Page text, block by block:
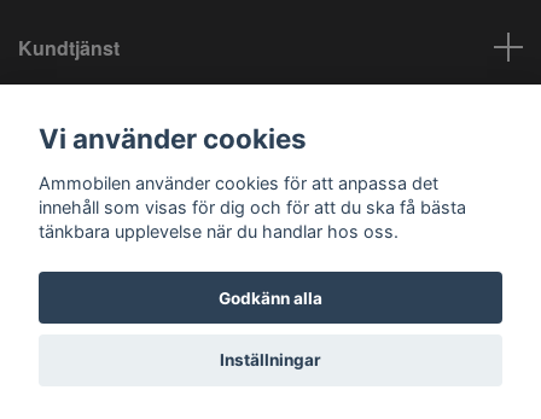
Kundtjänst
Sociala medier
© 2026 Ammobilen
Vi använder cookies
Ammobilen använder cookies för att anpassa det
innehåll som visas för dig och för att du ska få bästa
tänkbara upplevelse när du handlar hos oss.
Godkänn alla
Inställningar